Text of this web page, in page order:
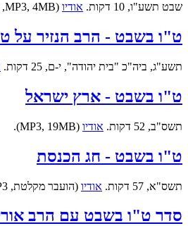
שבט תשע"ו, 10 דקות. אודיו (MP3, 4MB, פודקאסט).
ט"ו בשבט - הרב הנזיר על
תשע"ג, ביה"כ "בית יהודה", י-ם, 25 דקות.
ט"ו בשבט - ארץ ישראל
תשס"ב, 52 דקות. אודיו (MP3, 19MB).
ט"ו בשבט - חג הכנסת
תשס"א, 57 דקות. אודיו (הועבר מקלטת, 20MB, MP3).
סדר ט"ו בשבט עם הרב